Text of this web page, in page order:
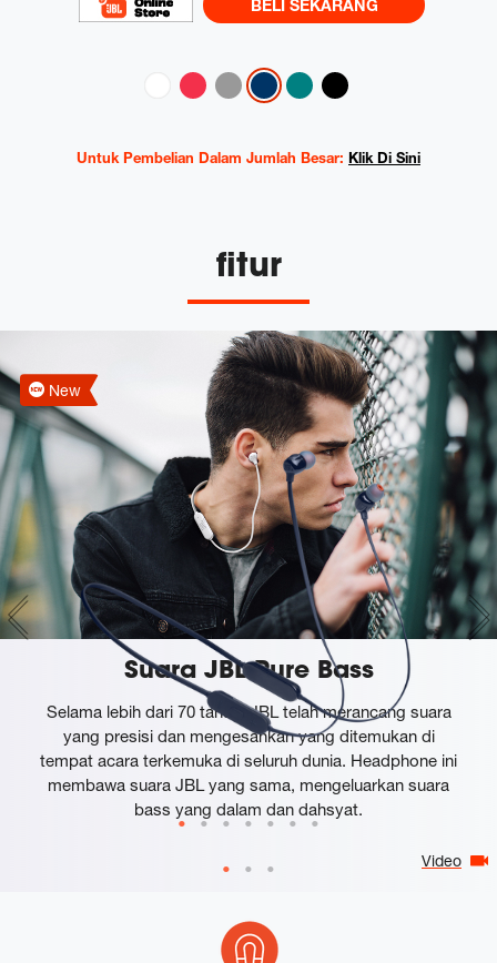
BELI SEKARANG
Untuk Pembelian Dalam Jumlah Besar: Klik Di Sini
New
Video
fitur
Suara JBL Pure Bass
Selama lebih dari 70 tahun, JBL telah merancang suara
yang presisi dan mengesankan yang ditemukan di
tempat acara terkemuka di seluruh dunia. Headphone ini
membawa suara JBL yang sama, mengeluarkan suara
bass yang dalam dan dahsyat.